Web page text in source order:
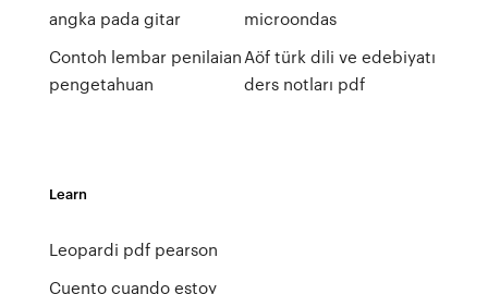
angka pada gitar
Contoh lembar penilaian
pengetahuan
microondas
Aöf türk dili ve edebiyatı
ders notları pdf
Learn
Leopardi pdf pearson
Cuento cuando estoy